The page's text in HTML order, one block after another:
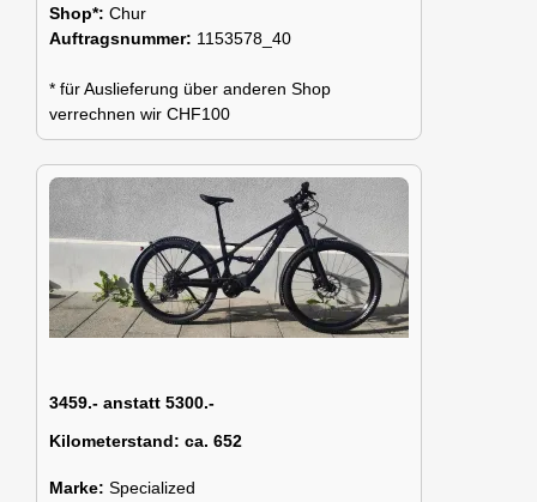
Shop*: Chur
Auftragsnummer: 1153578_40
* für Auslieferung über anderen Shop
verrechnen wir CHF100
3459.- anstatt 5300.-
Kilometerstand: ca. 652
Marke: Specialized